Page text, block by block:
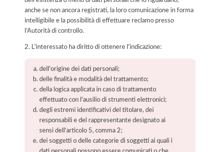
anche se non ancora registrati, la loro comunicazione in forma
intelligibile e la possibilità di effettuare reclamo presso
l’Autorità di controllo.
2. L'interessato ha diritto di ottenere l'indicazione:
dell'origine dei dati personali;
delle finalità e modalità del trattamento;
della logica applicata in caso di trattamento
effettuato con l'ausilio di strumenti elettronici;
degli estremi identificativi del titolare, dei
responsabili e del rappresentante designato ai
sensi dell'articolo 5, comma 2;
dei soggetti o delle categorie di soggetti ai quali i